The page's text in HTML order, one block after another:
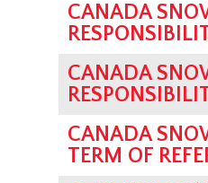
CANADA
CANADA
CANADA
TERM OF